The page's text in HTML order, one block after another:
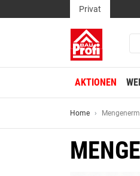
Privat
AKTIONEN
Home